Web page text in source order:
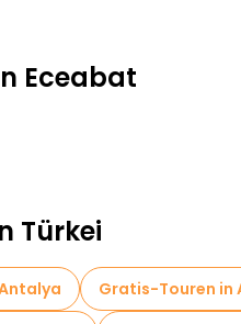
Eceabat
Türkei
Gratis-Touren in